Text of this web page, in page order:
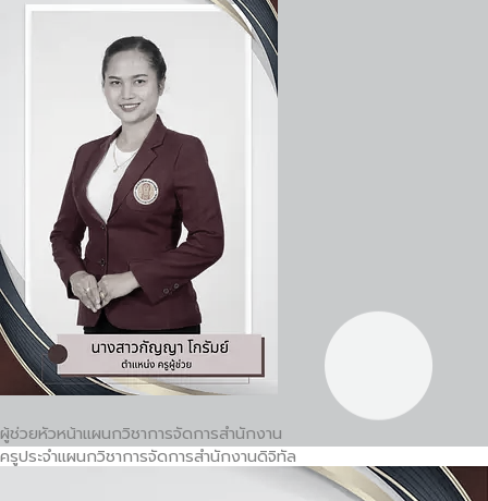
ผู้ช่วยหัวหน้าแผนกวิชาการจัดการสำนักงาน
ครูประจำแผนกวิชาการจัดการสำนักงานดิจิทัล